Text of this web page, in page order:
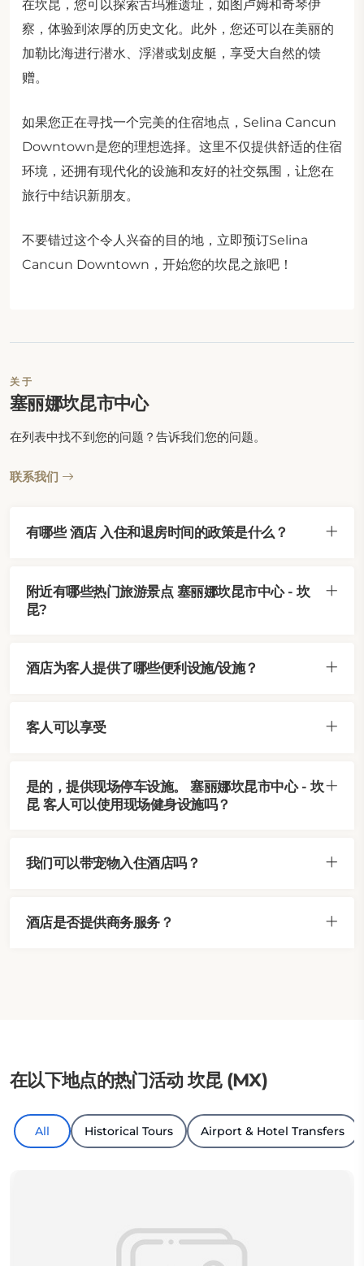
在坎昆，您可以探索古玛雅遗址，如图卢姆和奇琴伊
察，体验到浓厚的历史文化。此外，您还可以在美丽的
加勒比海进行潜水、浮潜或划皮艇，享受大自然的馈
赠。
如果您正在寻找一个完美的住宿地点，Selina Cancun
Downtown是您的理想选择。这里不仅提供舒适的住宿
环境，还拥有现代化的设施和友好的社交氛围，让您在
旅行中结识新朋友。
不要错过这个令人兴奋的目的地，立即预订Selina
Cancun Downtown，开始您的坎昆之旅吧！
关于
塞丽娜坎昆市中心
在列表中找不到您的问题？告诉我们您的问题。
联系我们
有哪些 酒店 入住和退房时间的政策是什么？
附近有哪些热门旅游景点 塞丽娜坎昆市中心 - 坎
昆?
酒店为客人提供了哪些便利设施/设施？
客人可以享受
是的，提供现场停车设施。 塞丽娜坎昆市中心 - 坎
昆 客人可以使用现场健身设施吗？
我们可以带宠物入住酒店吗？
酒店是否提供商务服务？
在以下地点的热门活动 坎昆 (MX)
All Historical Tours Airport & Hotel Transfers